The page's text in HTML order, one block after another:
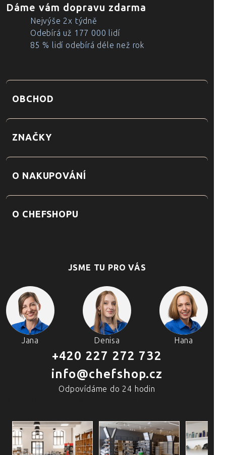
Dáme vám dopravu zdarma
Nejvýše 2x týdně
Odebírá už 177 000 lidí
85 % lidí odebírá déle než rok
OBCHOD
ZNAČKY
O NAKUPOVÁNÍ
O CHEFSHOPU
JSME TU PRO VÁS
Jana Denisa Hana
+420 227 272 732
info@chefshop.cz
Odpovídáme do 24 hodin